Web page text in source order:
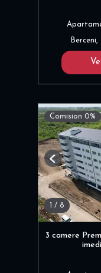
Comision 0%
1 / 8
Previous
3 camere